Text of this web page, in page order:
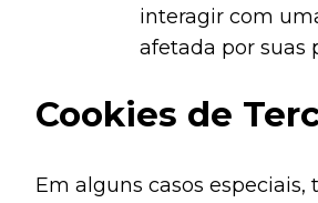
interagir com
afetada por suas
Cookies de
Em alguns casos especiais,